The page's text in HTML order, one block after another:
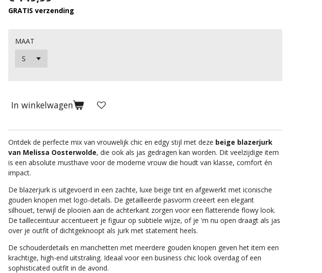
GRATIS verzending
MAAT
In winkelwagen
Ontdek de perfecte mix van vrouwelijk chic en edgy stijl met deze beige blazerjurk
van Melissa Oosterwolde, die ook als jas gedragen kan worden. Dit veelzijdige item
is een absolute musthave voor de moderne vrouw die houdt van klasse, comfort én
impact.
De blazerjurk is uitgevoerd in een zachte, luxe beige tint en afgewerkt met iconische
gouden knopen met logo-details. De getailleerde pasvorm creëert een elegant
silhouet, terwijl de plooien aan de achterkant zorgen voor een flatterende flowy look.
De tailleceintuur accentueert je figuur op subtiele wijze, of je 'm nu open draagt als jas
over je outfit of dichtgeknoopt als jurk met statement heels.
De schouderdetails en manchetten met meerdere gouden knopen geven het item een
krachtige, high-end uitstraling. Ideaal voor een business chic look overdag of een
sophisticated outfit in de avond.